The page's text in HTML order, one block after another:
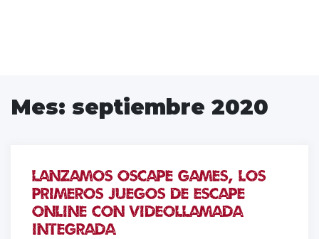
Mes: septiembre 2020
Lanzamos Oscape Games, los
primeros juegos de escape
online con videollamada
integrada